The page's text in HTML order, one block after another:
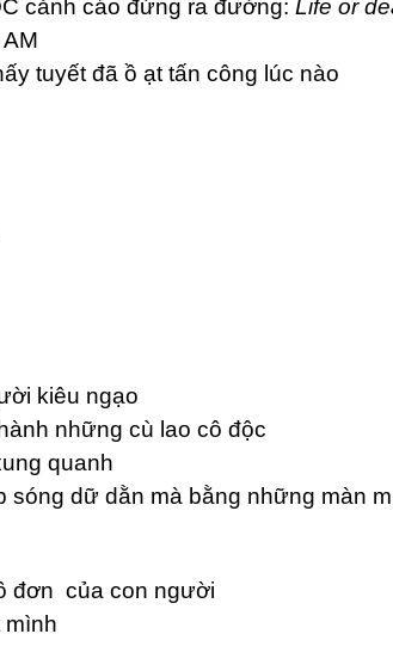
cảnh cáo đừng ra đường: Life or
tuyết đã ồ ạt tấn công lúc nào
kiêu ngạo
những cù lao cô độc
quanh
sóng dữ dằn mà bằng những màn
đơn của con người
mình